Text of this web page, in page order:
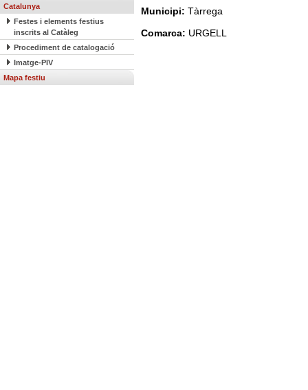
Catalunya
Festes i elements festius
inscrits al Catàleg
Procediment de catalogació
Imatge-PIV
Mapa festiu
Municipi: Tàrrega
Comarca: URGELL